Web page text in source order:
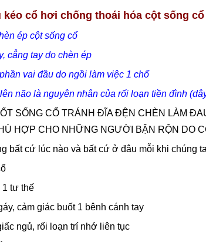
cổ hơi chống thoái hóa cột sống cổ
ép cột sống cổ
cẳng tay do chèn ép
vai đầu do ngồi làm việc 1 chổ
não là nguyên nhân của rối loạn tiền đình
SỐNG CỔ TRÁNH ĐĨA ĐỆN CHÈN LÀM
HỢP CHO NHỮNG NGƯỜI BẬN RỘN DO
bất cứ lúc nào và bất cứ ở đâu mỗi khi chúng
tư thế
cảm giác buốt 1 bênh cánh tay
ngủ, rối loạn trí nhớ liên tục